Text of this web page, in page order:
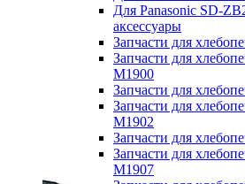
Для Panasonic SD-
аксессуары
Запчасти для
Запчасти для
M1900
Запчасти для
Запчасти для
M1902
Запчасти для
Запчасти для
M1907